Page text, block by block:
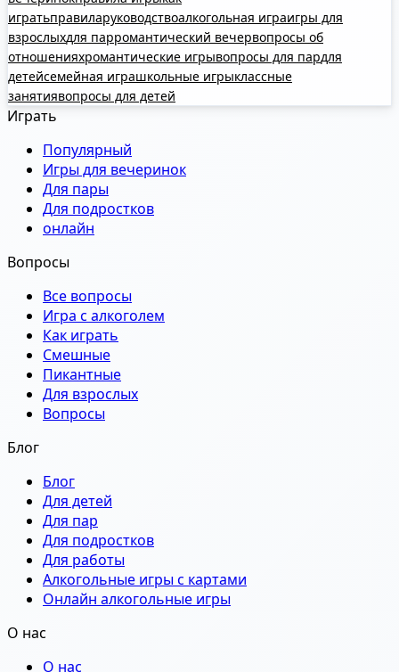
игратьправиларуководствоалкогольная играигры для
взрослыхдля парромантический вечервопросы об
отношенияхромантические игрывопросы для пардля
детейсемейная играшкольные игрыклассные
занятиявопросы для детей
Играть
Популярный
Игры для вечеринок
Для пары
Для подростков
онлайн
Вопросы
Все вопросы
Игра с алкоголем
Как играть
Смешные
Пикантные
Для взрослых
Вопросы
Блог
Блог
Для детей
Для пар
Для подростков
Для работы
Алкогольные игры с картами
Онлайн алкогольные игры
О нас
О нас